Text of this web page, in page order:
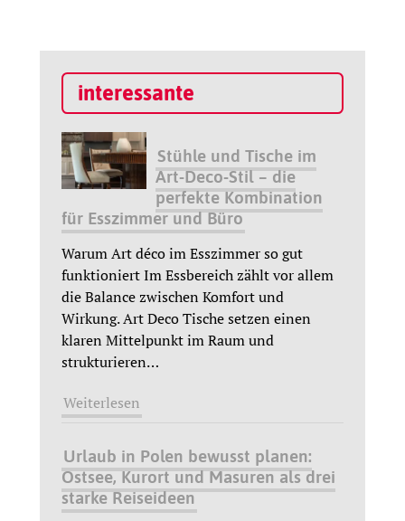
interessante
Stühle und Tische im
Art-Deco-Stil – die
perfekte Kombination
für Esszimmer und Büro
Warum Art déco im Esszimmer so gut
funktioniert Im Essbereich zählt vor allem
die Balance zwischen Komfort und
Wirkung. Art Deco Tische setzen einen
klaren Mittelpunkt im Raum und
strukturieren…
Weiterlesen
Urlaub in Polen bewusst planen:
Ostsee, Kurort und Masuren als drei
starke Reiseideen